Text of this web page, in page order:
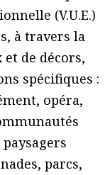
(V.U.E.)
à travers la
de décors,
spécifiques :
opéra,
parcs,